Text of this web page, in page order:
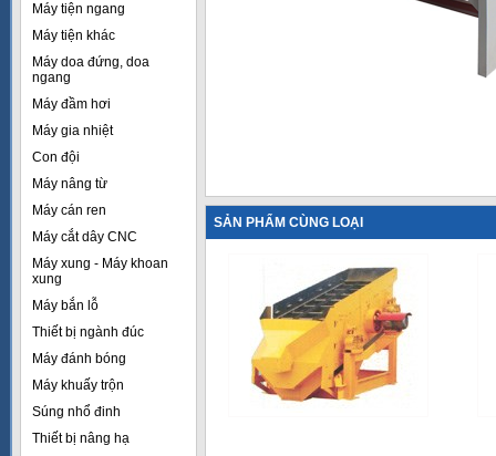
Máy tiện ngang
Máy tiện khác
Máy doa đứng, doa
ngang
Máy đầm hơi
Máy gia nhiệt
Con đội
Máy nâng từ
Máy cán ren
Máy cắt dây CNC
Máy xung - Máy khoan
xung
Máy bắn lỗ
Thiết bị ngành đúc
Máy đánh bóng
Máy khuấy trộn
Súng nhổ đinh
Thiết bị nâng hạ
SẢN PHẨM CÙNG LOẠI